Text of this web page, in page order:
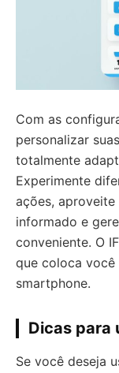
Com as
personalizar
totalmente
Experimente
ações,
informado e
conveniente. O
que coloca você
smartphone.
Dicas para
Se você deseja